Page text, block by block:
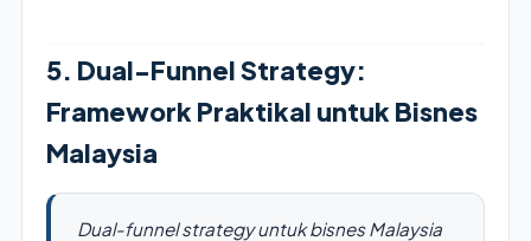
5. Dual-Funnel Strategy:
Framework Praktikal untuk Bisnes
Malaysia
Dual-funnel strategy untuk bisnes Malaysia